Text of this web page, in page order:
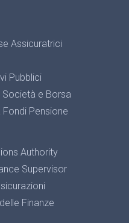
Assicuratrici
Pubblici
Società e Borsa
Pensione
Authority
Supervisor
Finanze